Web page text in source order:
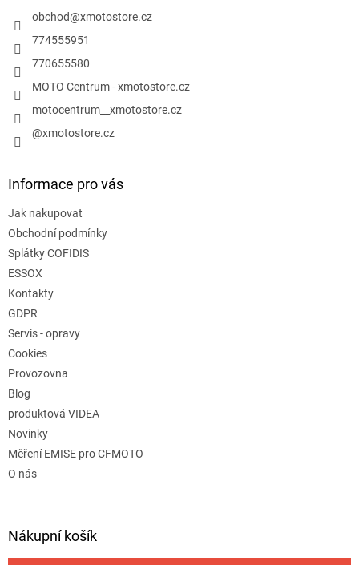
obchod@xmotostore.cz
774555951
770655580
MOTO Centrum - xmotostore.cz
motocentrum__xmotostore.cz
@xmotostore.cz
Informace pro vás
Jak nakupovat
Obchodní podmínky
Splátky COFIDIS
ESSOX
Kontakty
GDPR
Servis - opravy
Cookies
Provozovna
Blog
produktová VIDEA
Novinky
Měření EMISE pro CFMOTO
O nás
Nákupní košík